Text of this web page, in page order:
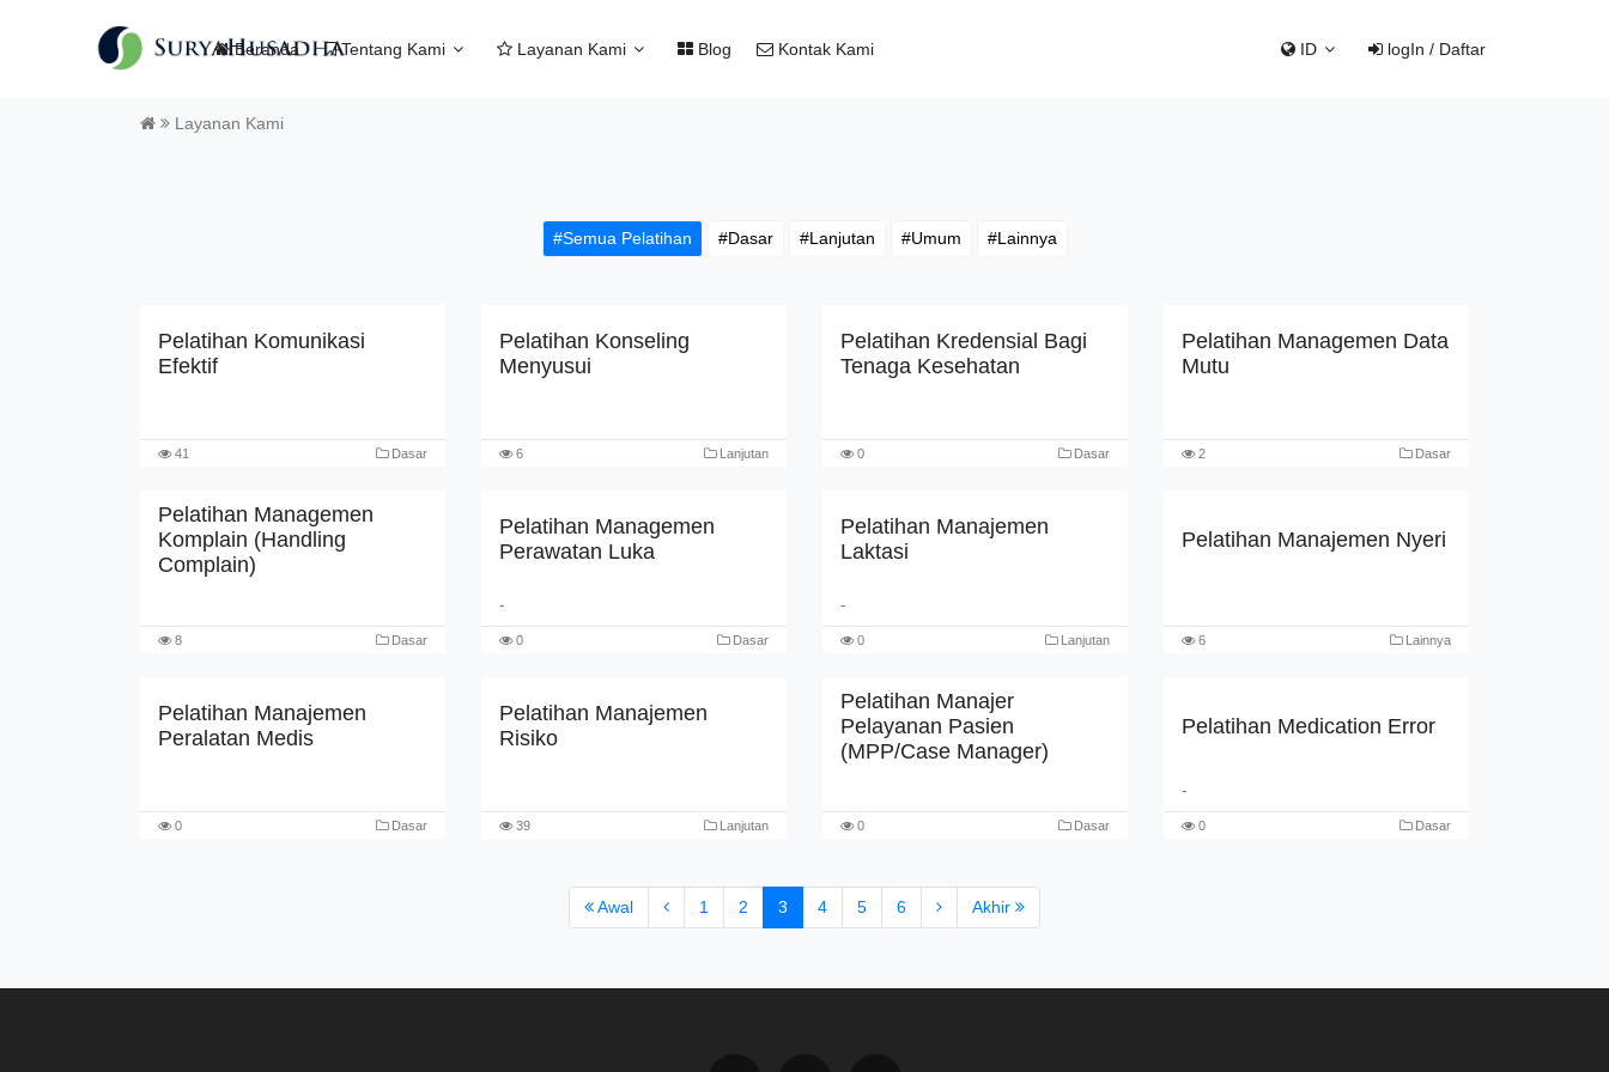
Beranda Tentang Kami Layanan Kami Blog Kontak Kami ID logIn / Daftar
Layanan Kami
#Semua Pelatihan #Dasar #Lanjutan #Umum #Lainnya
Pelatihan Komunikasi
Efektif
41 Dasar
Pelatihan Konseling
Menyusui
6 Lanjutan
Pelatihan Kredensial Bagi
Tenaga Kesehatan
0 Dasar
Pelatihan Managemen Data
Mutu
2 Dasar
Pelatihan Managemen
Komplain (Handling
Complain)
8 Dasar
Pelatihan Managemen
Perawatan Luka
-
0 Dasar
Pelatihan Manajemen
Laktasi
-
0 Lanjutan
Pelatihan Manajemen Nyeri
6 Lainnya
Pelatihan Manajemen
Peralatan Medis
0 Dasar
Pelatihan Manajemen
Risiko
39 Lanjutan
Pelatihan Manajer
Pelayanan Pasien
(MPP/Case Manager)
0 Dasar
Pelatihan Medication Error
-
0 Dasar
Awal 1 2 3 4 5 6 Akhir